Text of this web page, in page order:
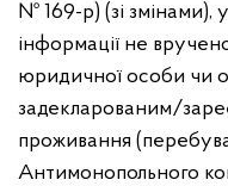
№ 169-р) (зі змінами),
інформації не
юридичної особи чи
задекларованим/
проживання
Антимонопольного